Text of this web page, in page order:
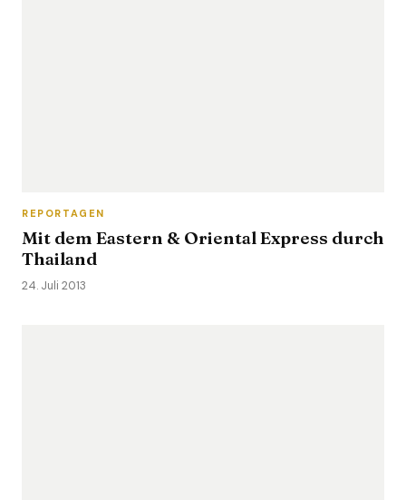
REPORTAGEN
Mit dem Eastern & Oriental Express durch
Thailand
24. Juli 2013